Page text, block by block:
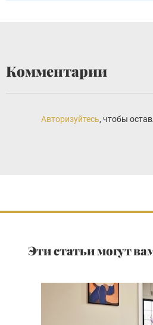
Комментарии
Авторизуйтесь, чтобы
Эти статьи могут